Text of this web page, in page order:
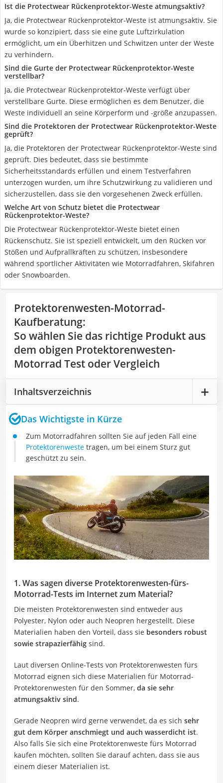
Ist die Protectwear Rückenprotektor-Weste atmungsaktiv?
Ja, die Protectwear Rückenprotektor-Weste ist atmungsaktiv. Sie
wurde so konzipiert, dass sie eine gute Luftzirkulation
ermöglicht, um ein Überhitzen und Schwitzen unter der Weste
zu verhindern.
Sind die Gurte der Protectwear Rückenprotektor-Weste
verstellbar?
Ja, die Protectwear Rückenprotektor-Weste verfügt über
verstellbare Gurte. Diese ermöglichen es dem Benutzer, die
Weste individuell an seine Körperform und -größe anzupassen.
Sind die Protektoren der Protectwear Rückenprotektor-Weste
geprüft?
Ja, die Protektoren der Protectwear Rückenprotektor-Weste sind
geprüft. Dies bedeutet, dass sie bestimmte
Sicherheitsstandards erfüllen und einem Testverfahren
unterzogen wurden, um ihre Schutzwirkung zu validieren und
sicherzustellen, dass sie den vorgesehenen Zweck erfüllen.
Welche Art von Schutz bietet die Protectwear
Rückenprotektor-Weste?
Die Protectwear Rückenprotektor-Weste bietet einen
Rückenschutz. Sie ist speziell entwickelt, um den Rücken vor
Stößen und Aufprallkräften zu schützen, insbesondere
während sportlicher Aktivitäten wie Motorradfahren, Skifahren
oder Snowboarden.
Protektorenwesten-Motorrad-
Kaufberatung:
So wählen Sie das richtige Produkt aus
dem obigen Protektorenwesten-
Motorrad Test oder Vergleich
Inhaltsverzeichnis
Das Wichtigste in Kürze
Zum Motorradfahren sollten Sie auf jeden Fall eine
Protektorenweste tragen, um bei einem Sturz gut
geschützt zu sein.
1. Was sagen diverse Protektorenwesten-fürs-
Motorrad-Tests im Internet zum Material?
Die meisten Protektorenwesten sind entweder aus
Polyester, Nylon oder auch Neopren hergestellt. Diese
Materialien haben den Vorteil, dass sie besonders robust
sowie strapazierfähig sind.
Laut diversen Online-Tests von Protektorenwesten fürs
Motorrad eignen sich diese Materialien für Motorrad-
Protektorenwesten für den Sommer, da sie sehr
atmungsaktiv sind.
Gerade Neopren wird gerne verwendet, da es sich sehr
gut dem Körper anschmiegt und auch wasserdicht ist.
Also falls Sie sich eine Protektorenweste fürs Motorrad
kaufen möchten, sollten Sie darauf achten, dass sie aus
einem dieser Materialien ist.